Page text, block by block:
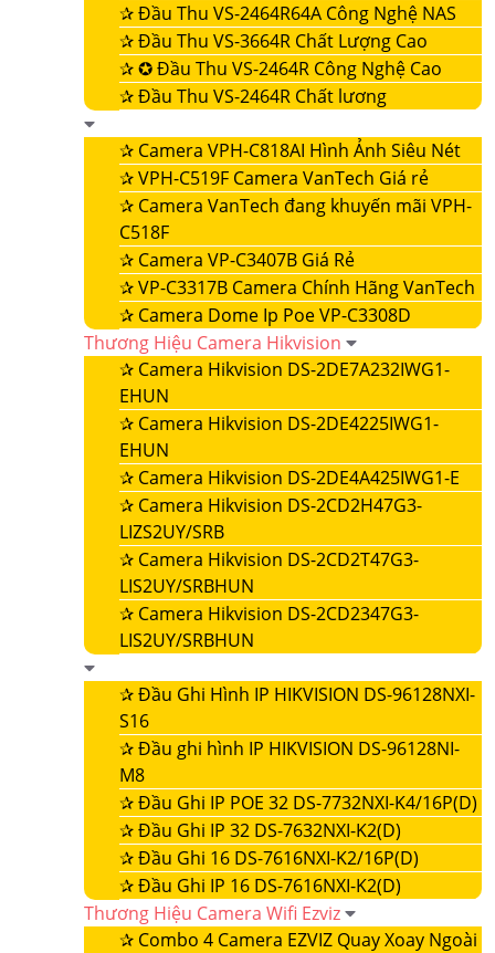
✰Đầu Thu VS-2464R64A Công Nghệ NAS
✰Đầu Thu VS-3664R Chất Lượng Cao
✰✪ Đầu Thu VS-2464R Công Nghệ Cao
✰Đầu Thu VS-2464R Chất lương
✰ Camera VPH-C818AI Hình Ảnh Siêu Nét
✰VPH-C519F Camera VanTech Giá rẻ
✰ Camera VanTech đang khuyến mãi VPH-
C518F
✰ Camera VP-C3407B Giá Rẻ
✰VP-C3317B Camera Chính Hãng VanTech
✰ Camera Dome Ip Poe VP-C3308D
Thương Hiệu Camera Hikvision
✰ Camera Hikvision DS-2DE7A232IWG1-
EHUN
✰ Camera Hikvision DS-2DE4225IWG1-
EHUN
✰ Camera Hikvision DS-2DE4A425IWG1-E
✰ Camera Hikvision DS-2CD2H47G3-
LIZS2UY/SRB
✰ Camera Hikvision DS-2CD2T47G3-
LIS2UY/SRBHUN
✰ Camera Hikvision DS-2CD2347G3-
LIS2UY/SRBHUN
✰Đầu Ghi Hình IP HIKVISION DS-96128NXI-
S16
✰Đầu ghi hình IP HIKVISION DS-96128NI-
M8
✰Đầu Ghi IP POE 32 DS-7732NXI-K4/16P(D)
✰Đầu Ghi IP 32 DS-7632NXI-K2(D)
✰Đầu Ghi 16 DS-7616NXI-K2/16P(D)
✰Đầu Ghi IP 16 DS-7616NXI-K2(D)
Thương Hiệu Camera Wifi Ezviz
✰ Combo 4 Camera EZVIZ Quay Xoay Ngoài